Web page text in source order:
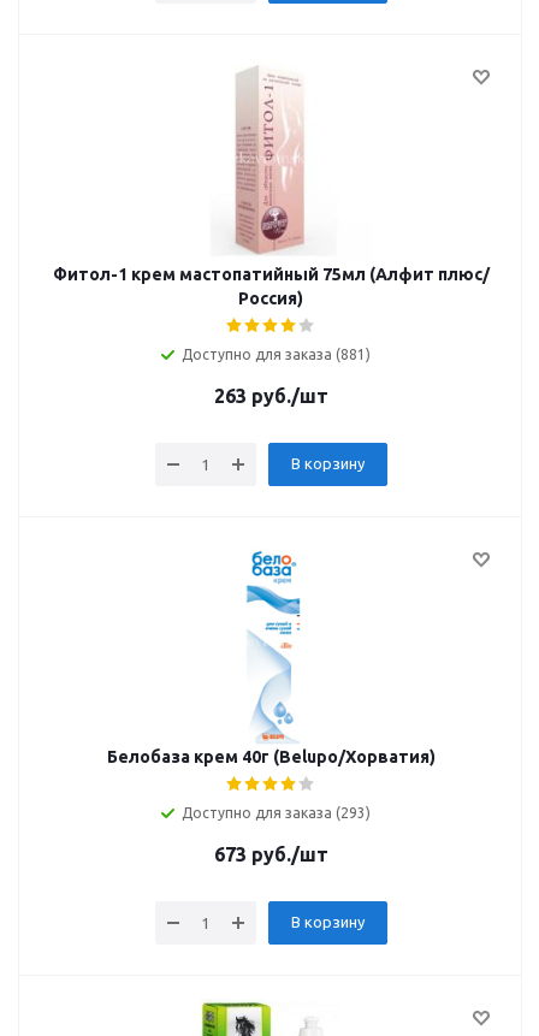
Фитол-1 крем мастопатийный 75мл (Алфит плюс/
Россия)
Доступно для заказа (881)
263 руб./шт
В корзину
Белобаза крем 40г (Belupo/Хорватия)
Доступно для заказа (293)
673 руб./шт
В корзину